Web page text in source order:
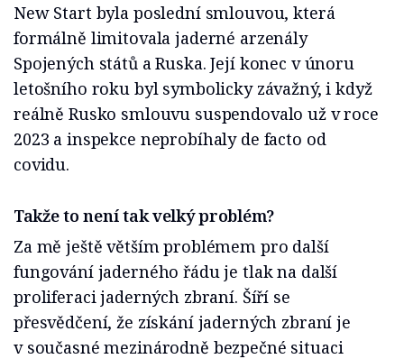
New Start byla poslední smlouvou, která
formálně limitovala jaderné arzenály
Spojených států a Ruska. Její konec v únoru
letošního roku byl symbolicky závažný, i když
reálně Rusko smlouvu suspendovalo už v roce
2023 a inspekce neprobíhaly de facto od
covidu.
Takže to není tak velký problém?
Za mě ještě větším problémem pro další
fungování jaderného řádu je tlak na další
proliferaci jaderných zbraní. Šíří se
přesvědčení, že získání jaderných zbraní je
v současné mezinárodně bezpečné situaci